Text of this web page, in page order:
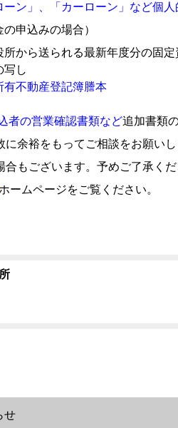
ン」、「カーローン」など個人
申込みの場合）
から送られる最新年度分の固
写し
不動産登記簿謄本
者の営業確認書類など追加書類
余裕をもってご相談をお願いし
もございます。予めご了承くだ
ームページをご覧ください。
せ